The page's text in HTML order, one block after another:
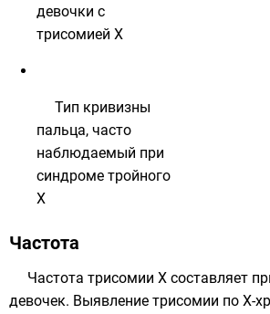
девочки с
трисомией X
Тип кривизны
пальца, часто
наблюдаемый при
синдроме тройного
X
Частота
Частота трисомии X составляет
девочек. Выявление трисомии по X-